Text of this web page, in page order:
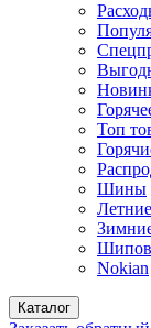
Топ
Шины
Nokian
Каталог